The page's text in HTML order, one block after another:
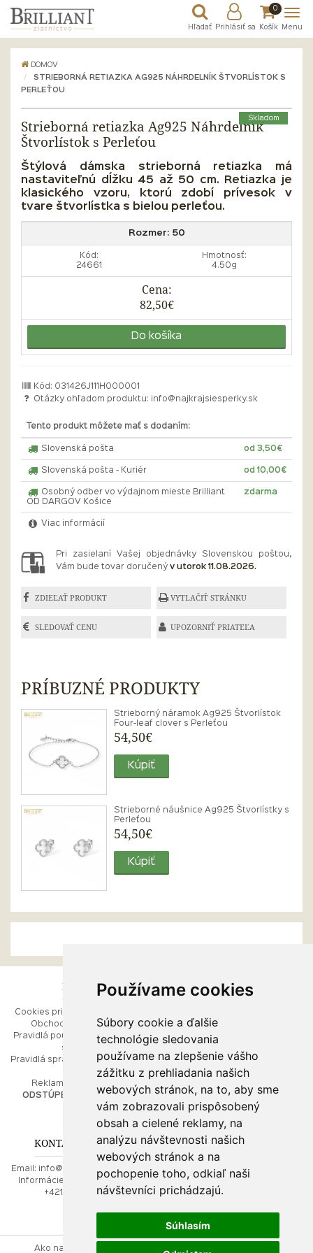
Používame cookies
Súbory cookie a ďalšie
technológie sledovania
používame na zlepšenie vášho
zážitku z prehliadania našich
webových stránok, na to, aby sme
vám zobrazovali prispôsobený
obsah a cielené reklamy, na
analýzu návštevnosti našich
webových stránok a na
pochopenie toho, odkiaľ naši
návštevníci prichádzajú.
Súhlasím
Hľadať Prihlásiť sa
0
Košík Menu
DOMOV
STRIEBORNÁ RETIAZKA AG925 NÁHRDELNÍK ŠTVORLÍSTOK S
PERLEŤOU
Skladom
Strieborná retiazka Ag925 Náhrdelník
Štvorlístok s Perleťou
Štýlová dámska strieborná retiazka má
nastaviteľnú dĺžku 45 až 50 cm. Retiazka je
klasického vzoru, ktorú zdobí prívesok v
tvare štvorlístka s bielou perleťou.
Rozmer: 50
Kód:
24661
Hmotnosť:
4.50g
Cena:
82,50€
Do košíka
Kód: 031426J111H000001
Otázky ohľadom produktu:
info@najkrajsiesperky.sk
Tento produkt môžete mať s dodaním:
Slovenská pošta od 3,50€
Slovenská pošta - Kuriér od 10,00€
Osobný odber vo výdajnom mieste Brilliant
OD DARGOV Košice
zdarma
Viac informácií
Pri zasielaní Vašej objednávky Slovenskou poštou,
Vám bude tovar doručený v utorok 11.08.2026.
ZDIEĽAŤ PRODUKT VYTLAČIŤ STRÁNKU
SLEDOVAŤ CENU UPOZORNIŤ PRIATEĽA
PRÍBUZNÉ PRODUKTY
Strieborný náramok Ag925 Štvorlístok
Four-leaf clover s Perleťou
54,50€
Kúpiť
Strieborné náušnice Ag925 Štvorlístky s
Perleťou
54,50€
Kúpiť
ESHOP
Cookies pri prezeraní stránok
Obchodné podmienky
Pravidlá používania webových
stránok
Pravidlá spracúvania osobných
Reklamačný poriadok
ODSTÚPENIE OD ZMLUVY
RÝCHLE MENU
Ako balíme Vaše šperky
Kontaktujte nás
PORADŇA
Ako nakupovať
O drahých kovoch
Doprava a poštovné
KONTAKT NA NÁS
Email:
info@najkrajsiesperky.sk
Informácie:
+421917 881556,
+421556224323
Ako nakupovať Kontaktujte nás Obchodné podmienky